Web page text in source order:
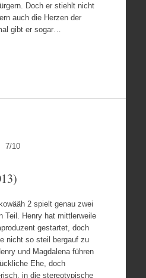
Doch er stiehlt nicht
auch die Herzen der
gibt er sogar…
7/10
2 spielt genau zwei
Teil. Henry hat mittlerweile
gestartet, doch
nicht so steil bergauf zu
und Magdalena führen
Ehe, doch
in die stereotypische